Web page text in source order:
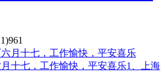
961
十七，工作愉快，平安喜乐1、上海